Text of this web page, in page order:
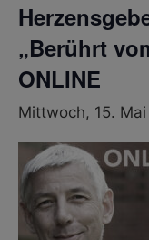
„Berührt
ONLINE
Mittwoch, 15.